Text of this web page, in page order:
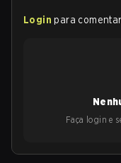
Login para
Faça login e